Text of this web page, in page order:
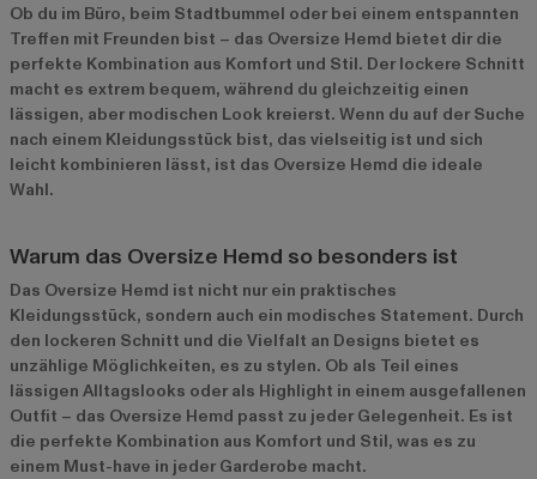
Ob du im Büro, beim Stadtbummel oder bei einem entspannten
Treffen mit Freunden bist – das Oversize Hemd bietet dir die
perfekte Kombination aus Komfort und Stil. Der lockere Schnitt
macht es extrem bequem, während du gleichzeitig einen
lässigen, aber modischen Look kreierst. Wenn du auf der Suche
nach einem Kleidungsstück bist, das vielseitig ist und sich
leicht kombinieren lässt, ist das Oversize Hemd die ideale
Wahl.
Warum das Oversize Hemd so besonders ist
Das Oversize Hemd ist nicht nur ein praktisches
Kleidungsstück, sondern auch ein modisches Statement. Durch
den lockeren Schnitt und die Vielfalt an Designs bietet es
unzählige Möglichkeiten, es zu stylen. Ob als Teil eines
lässigen Alltagslooks oder als Highlight in einem ausgefallenen
Outfit – das Oversize Hemd passt zu jeder Gelegenheit. Es ist
die perfekte Kombination aus Komfort und Stil, was es zu
einem Must-have in jeder Garderobe macht.